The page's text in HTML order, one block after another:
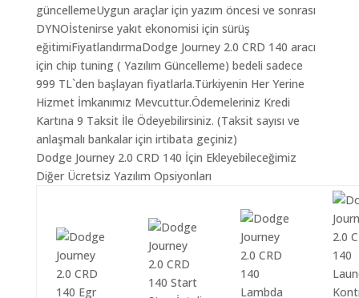
güncellemeUygun araçlar için yazım öncesi ve sonrası
DYNOİstenirse yakıt ekonomisi için sürüş
eğitimiFiyatlandırmaDodge Journey 2.0 CRD 140 aracı
için chip tuning ( Yazılım Güncelleme) bedeli sadece
999 TL`den başlayan fiyatlarla.Türkiyenin Her Yerine
Hizmet İmkanımız Mevcuttur.Ödemeleriniz Kredi
Kartına 9 Taksit İle Ödeyebilirsiniz. (Taksit sayısı ve
anlaşmalı bankalar için irtibata geçiniz)
Dodge Journey 2.0 CRD 140 İçin Ekleyebileceğimiz
Diğer Ücretsiz Yazılım Opsiyonları